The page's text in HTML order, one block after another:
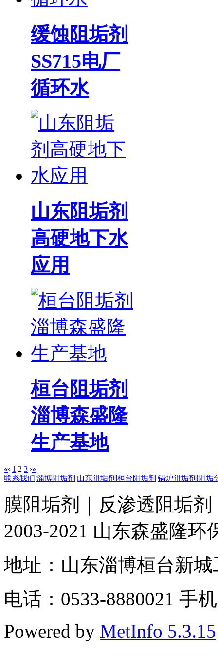
缓蚀阻垢剂
SS715电厂
循环水
山东阻垢剂
高硬地下水
应用
桓台阻垢剂
淄博森盛隆
生产基地
«‹ 1 2 3 ›»
联系我们|淄博阻垢剂 |山东阻垢剂 |桓台阻垢剂 |锅炉阻垢剂 |阻垢
膜阻垢剂｜反渗透阻垢
2003-2021 山东森盛隆
地址：山东淄博桓台新
电话：0533-8880021 手
Powered by MetInfo 5.3.15